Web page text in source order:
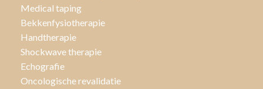
Medical taping
Bekkenfysiotherapie
Handtherapie
Shockwave therapie
Echografie
Oncologische revalidatie